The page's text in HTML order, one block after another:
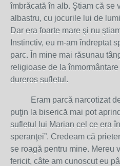
îmbrăcată în alb. Ştiam că se
albastru, cu jocurile lui de
Dar era foarte mare şi nu
Instinctiv, eu m-am îndreptat
parc. În mine mai răsunau
religioase de la
dureros sufletul.
Eram parcă narcotizat de
puţin la biserică mai pot
sufletul lui Marian cel ce era
speranţei”. Credeam că
se roagă pentru mine. Mereu
fericit, câte am cunoscut eu